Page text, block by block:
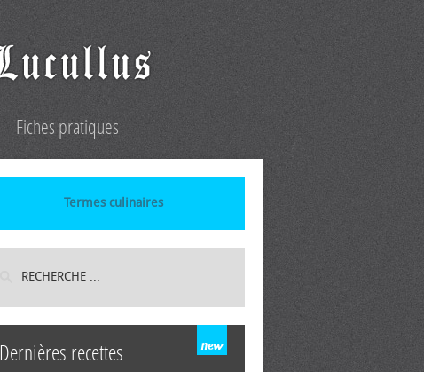
Fiches pratiques
Termes culinaires
Dernières recettes